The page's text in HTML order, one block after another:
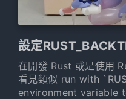
設定
在開發 Rust 或是使用
看見類似 run with
environment variable